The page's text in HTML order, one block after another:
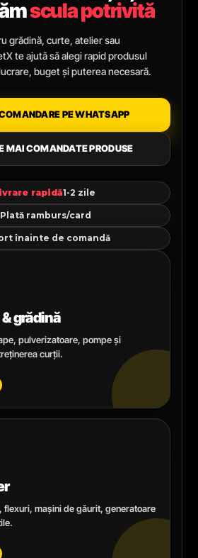
scula potrivită
grădină, curte, atelier sau
te ajută să alegi rapid produsul
buget și puterea necesară.
PE WHATSAPP
MAI COMANDATE PRODUSE
rapidă1-2 zile
Plată ramburs/card
înainte de comandă
grădină
pulverizatoare, pompe și
curții.
flexuri, mașini de găurit, generatoare